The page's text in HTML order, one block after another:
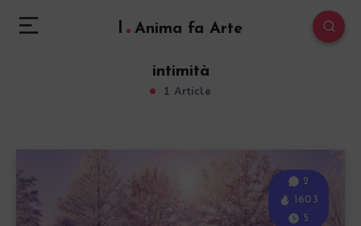
l Anima fa Arte
intimità
1 Article
2
1603
5